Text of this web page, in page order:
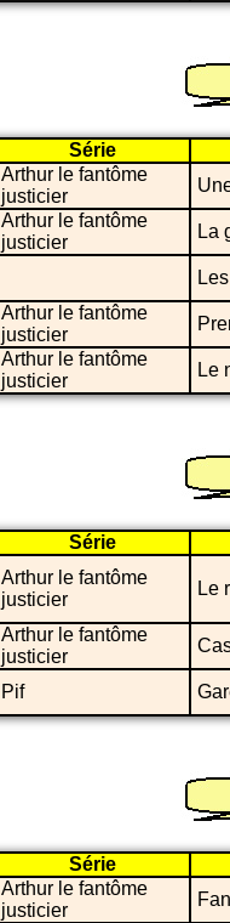
Série
Arthur le fantôme
justicier
Arthur le fantôme
justicier
La
Arthur le fantôme
justicier
Arthur le fantôme
justicier
Le
Série
Arthur le fantôme
justicier
Le
Arthur le fantôme
justicier
Pif
Série
Arthur le fantôme
justicier